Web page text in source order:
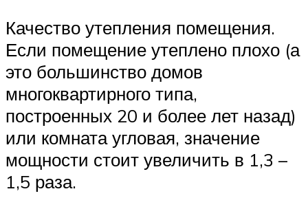
Качество утепления помещения.
Если помещение утеплено плохо (а
это большинство домов
многоквартирного типа,
построенных 20 и более лет назад)
или комната угловая, значение
мощности стоит увеличить в 1,3 –
1,5 раза.